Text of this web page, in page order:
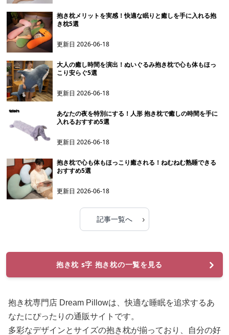
抱き枕メリットを実感！快適な眠りと癒しを手に入れる抱
き枕5選
更新日2026-06-18
大人の癒し時間を演出！ぬいぐるみ抱き枕で心も体もほっ
こり安らぐ5選
更新日2026-06-18
あなたの夜を特別にする！人形 抱き枕で癒しの時間を手に
入れるおすすめ5選
更新日2026-06-18
抱き枕で心も体もほっこり癒される！ねむねむ熟睡できる
おすすめ5選
更新日2026-06-18
記事一覧へ ›
抱き枕 s字 抱き枕の一覧を見る
抱き枕専門店 Dream Pillowは、快適な睡眠を追求するあ
なたにぴったりの通販サイトです。
多彩なデザインとサイズの抱き枕が揃っており、自分の好